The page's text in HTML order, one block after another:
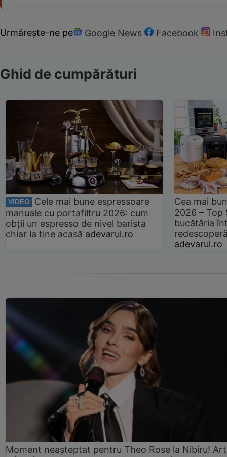
Urmărește-ne pe Google News Facebook
Ghid de cumpărături
VIDEO
Cele mai bune espressoare
manuale cu portafiltru 2026: cum
obții un espresso de nivel barista
chiar la tine acasă adevarul.ro
Cea mai
2026 –
bucătăria
adevarul.ro
Moment neașteptat pentru Theo Rose la Nibiru!